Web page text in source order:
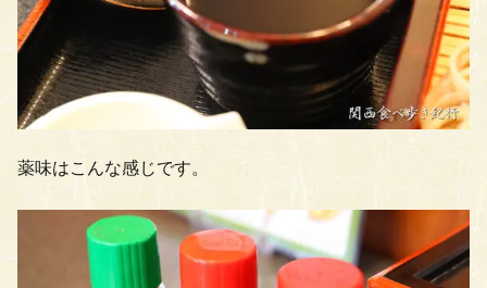
薬味はこんな感じです。